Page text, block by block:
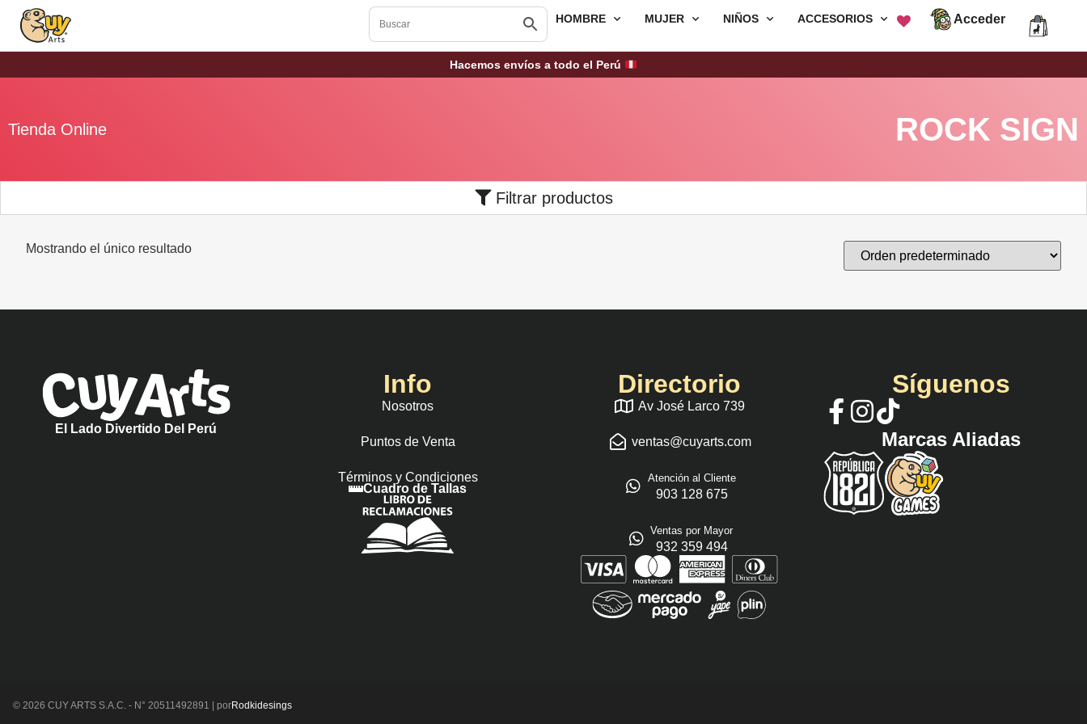
HOMBRE MUJER NIÑOS ACCESORIOS Acceder
Hacemos envíos a todo el Perú
Tienda Online ROCK SIGN
Filtrar productos
Mostrando el único resultado
El Lado Divertido Del Perú
Info
Nosotros
Puntos de Venta
Términos y Condiciones
Cuadro de Tallas
Directorio
Av José Larco 739
ventas@cuyarts.com
Atención al Cliente
903 128 675
Ventas por Mayor
932 359 494
Síguenos
Marcas Aliadas
© 2026 CUY ARTS S.A.C. - N° 20511492891 | porRodkidesings